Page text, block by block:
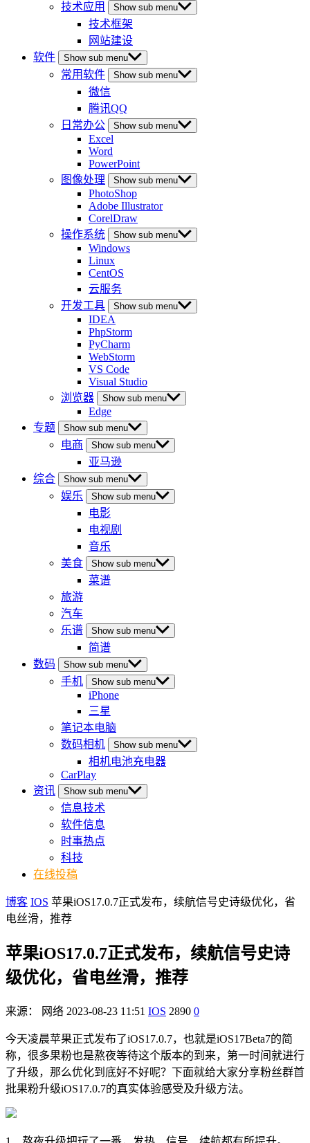
技术应用
Show sub menu
技术框架
网站建设
软件
Show sub menu
常用软件 Show sub menu
微信
腾讯QQ
日常办公
Show sub menu
Excel
Word
PowerPoint
图像处理
Show sub menu
PhotoShop
Adobe Illustrator
CorelDraw
操作系统
Show sub menu
Windows
Linux
CentOS
云服务
开发工具
Show sub menu
IDEA
PhpStorm
PyCharm
WebStorm
VS Code
Visual Studio
浏览器
Show sub menu
Edge
专题
Show sub menu
电商 Show sub menu
亚马逊
综合
Show sub menu
娱乐 Show sub menu
电影
电视剧
音乐
美食
Show sub menu
菜谱
旅游
汽车
乐谱
Show sub menu
简谱
数码
Show sub menu
手机 Show sub menu
iPhone
三星
笔记本电脑
数码相机
Show sub menu
相机电池充电器
CarPlay
资讯
Show sub menu
信息技术
软件信息
时事热点
科技
在线投稿
博客 IOS 苹果iOS17.0.7正式发布，续航信号史诗级优化，省
电丝滑，推荐
苹果iOS17.0.7正式发布，续航信号史诗
级优化，省电丝滑，推荐
来源： 网络 2023-08-23 11:51 IOS 2890 0
今天凌晨苹果正式发布了iOS17.0.7，也就是iOS17Beta7的简
称，很多果粉也是熬夜等待这个版本的到来，第一时间就进行
了升级，那么优化到底好不好呢？下面就给大家分享粉丝群首
批果粉升级iOS17.0.7的真实体验感受及升级方法。